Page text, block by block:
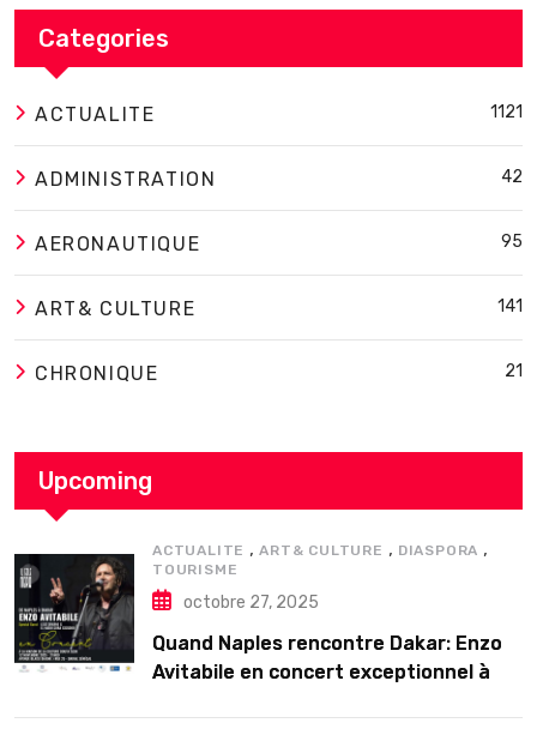
Categories
ACTUALITE 1121
ADMINISTRATION 42
AERONAUTIQUE 95
ART& CULTURE 141
CHRONIQUE 21
Upcoming
ACTUALITE ,ART& CULTURE , DIASPORA ,
TOURISME
octobre 27, 2025
Quand Naples rencontre Dakar: Enzo
Avitabile en concert exceptionnel à